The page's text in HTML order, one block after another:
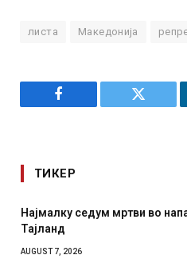
листа Македонија
Facebook Twitter
ТИКЕР
училиште во
СОЗИС: